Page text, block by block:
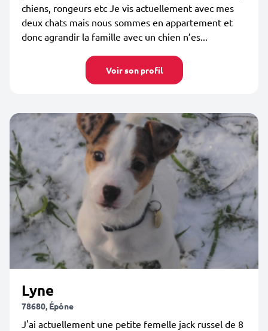
chiens, rongeurs etc Je vis actuellement avec mes
deux chats mais nous sommes en appartement et
donc agrandir la famille avec un chien n’es...
Voir son profil
Lyne
78680, Épône
J'ai actuellement une petite femelle jack russel de 8